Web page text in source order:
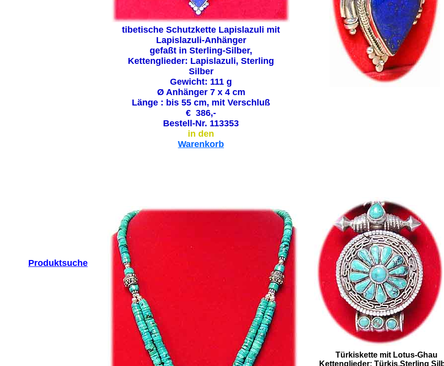
Produktsuche
tibetische Schutzkette Lapislazuli mit
Lapislazuli-Anhänger
gefaßt in Sterling-Silber,
Kettenglieder: Lapislazuli, Sterling
Silber
Gewicht: 111 g
Ø Anhänger 7 x 4 cm
Länge : bis 55 cm, mit Verschluß
€ 386,-
Bestell-Nr. 113353
in den
Warenkorb
Türkiskette mit Lotus-Ghau
Kettenglieder: Türkis,Sterling